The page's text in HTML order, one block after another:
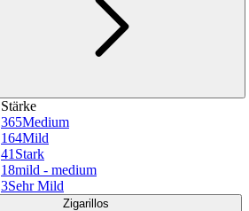
Stärke
365Medium
164Mild
41 Stark
18mild - medium
3Sehr Mild
Zigarillos